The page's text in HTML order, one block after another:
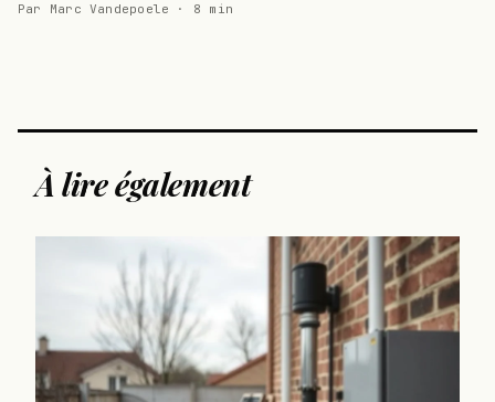
Par Marc Vandepoele · 8 min
À lire également